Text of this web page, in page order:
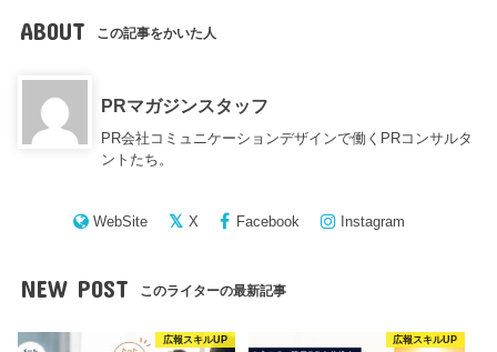
ABOUT この記事をかいた人
PRマガジンスタッフ
PR会社コミュニケーションデザインで働くPRコンサルタ
ントたち。
WebSite X Facebook Instagram
NEW POST このライターの最新記事
広報スキルUP 広報スキルUP